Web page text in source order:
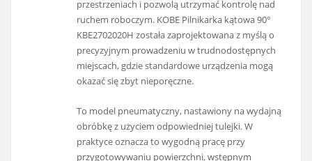
przestrzeniach i pozwolą utrzymać kontrolę nad
ruchem roboczym. KOBE Pilnikarka kątowa 90°
KBE2702020H została zaprojektowana z myślą o
precyzyjnym prowadzeniu w trudnodostępnych
miejscach, gdzie standardowe urządzenia mogą
okazać się zbyt nieporęczne.
To model pneumatyczny, nastawiony na wydajną
obróbkę z użyciem odpowiedniej tulejki. W
praktyce oznacza to wygodną pracę przy
przygotowywaniu powierzchni, wstępnym